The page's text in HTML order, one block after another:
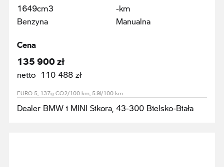
1649cm3
Benzyna
-km
Manualna
Cena
135 900 zł
netto 110 488 zł
EURO 5, 137g CO2/100 km, 5.9l/100 km
Dealer BMW i MINI Sikora, 43-300 Bielsko-Biała